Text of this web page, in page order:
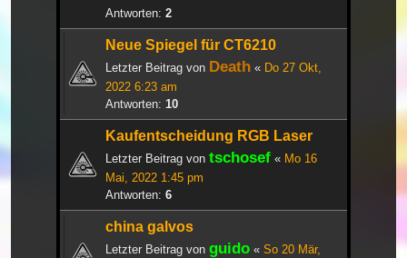
Antworten: 2
Neue Spiegel für CT6210
Letzter Beitrag von Death « Do 27 Okt,
2022 6:23 am
Antworten: 10
Kaufentscheidung RGB Laser
Letzter Beitrag von tschosef « Mo 16
Mai, 2022 1:45 pm
Antworten: 6
china galvos
Letzter Beitrag von guido « So 20 Mär,